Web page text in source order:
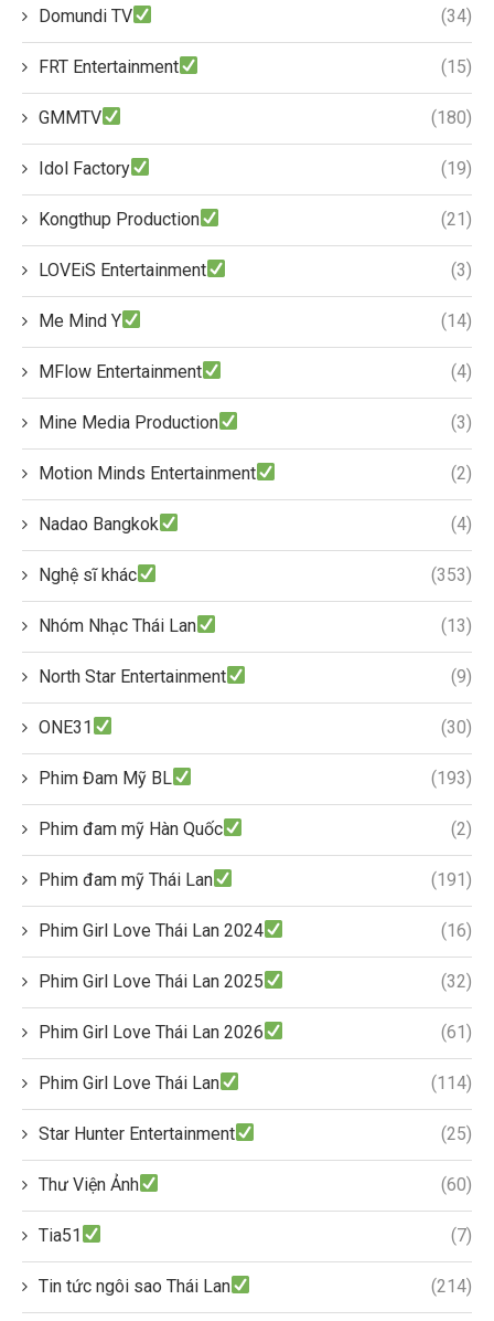
Domundi TV (34)
FRT Entertainment (15)
GMMTV (180)
Idol Factory (19)
Kongthup Production (21)
LOVEiS Entertainment (3)
Me Mind Y (14)
MFlow Entertainment (4)
Mine Media Production (3)
Motion Minds Entertainment (2)
Nadao Bangkok (4)
Nghệ sĩ khác (353)
Nhóm Nhạc Thái Lan (13)
North Star Entertainment (9)
ONE31 (30)
Phim Đam Mỹ BL (193)
Phim đam mỹ Hàn Quốc (2)
Phim đam mỹ Thái Lan (191)
Phim Girl Love Thái Lan 2024 (16)
Phim Girl Love Thái Lan 2025 (32)
Phim Girl Love Thái Lan 2026 (61)
Phim Girl Love Thái Lan (114)
Star Hunter Entertainment (25)
Thư Viện Ảnh (60)
Tia51 (7)
Tin tức ngôi sao Thái Lan (214)